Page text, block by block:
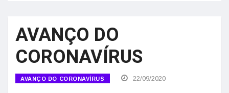
AVANÇO DO
CORONAVÍRUS
AVANÇO DO CORONAVÍRUS 22/09/2020